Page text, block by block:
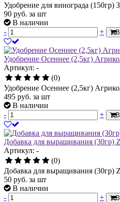
Удобрение для винограда (150гр)
90 руб. за шт
В наличии
-
+
Удобрение Осеннее (2,5кг)
Артикул: -
(0)
Удобрение Осеннее (2,5кг)
495 руб. за шт
В наличии
-
+
Добавка для выращивания (30гр)
Артикул: -
(0)
Добавка для выращивания (30гр)
50 руб. за шт
В наличии
-
+